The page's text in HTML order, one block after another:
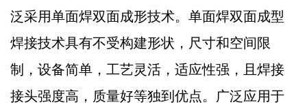
泛采用单面焊双面成形技术。单面焊双面成型
焊接技术具有不受构建形状，尺寸和空间限
制，设备简单，工艺灵活，适应性强，且焊接
接头强度高，质量好等独到优点。广泛应用于